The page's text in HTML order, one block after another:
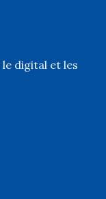
le digital et les